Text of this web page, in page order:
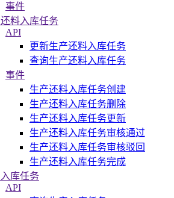
事件
料入库任务
API
更新生产还料入库任务
查询生产还料入库任务
事件
生产还料入库任务创建
生产还料入库任务删除
生产还料入库任务更新
生产还料入库任务审核通过
生产还料入库任务审核驳回
生产还料入库任务完成
库任务
API